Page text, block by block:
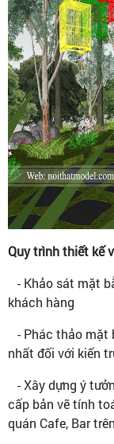
Quy trình thiết kế
- Khảo sát mặt
khách hàng
- Phác thảo mặt
nhất đối với kiến
- Xây dựng ý
cấp bản vẽ tính
quán Cafe, Bar